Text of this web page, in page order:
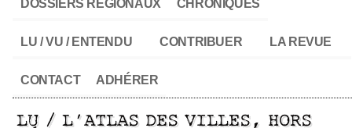
DOSSIERS RÉGIONAUX CHRONIQUES
LU / VU / ENTENDU CONTRIBUER LA REVUE
CONTACT ADHÉRER
LU / L’ATLAS DES VILLES, HORS